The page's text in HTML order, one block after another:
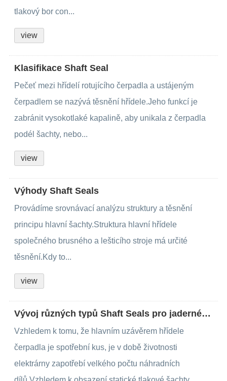
tlakový bor con...
view
Klasifikace Shaft Seal
Pečeť mezi hřídelí rotujícího čerpadla a ustájeným
čerpadlem se nazývá těsnění hřídele.Jeho funkcí je
zabránit vysokotlaké kapalině, aby unikala z čerpadla
podél šachty, nebo...
view
Výhody Shaft Seals
Provádíme srovnávací analýzu struktury a těsnění
principu hlavní šachty.Struktura hlavní hřídele
společného brusného a lešticího stroje má určité
těsnění.Kdy to...
view
Vývoj různých typů Shaft Seals pro jaderné energetické jednotky
Vzhledem k tomu, že hlavním uzávěrem hřídele
čerpadla je spotřební kus, je v době životnosti
elektrárny zapotřebí velkého počtu náhradních